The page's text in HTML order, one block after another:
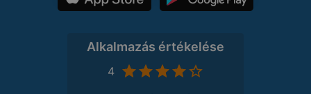
Alkalmazás értékelése
4